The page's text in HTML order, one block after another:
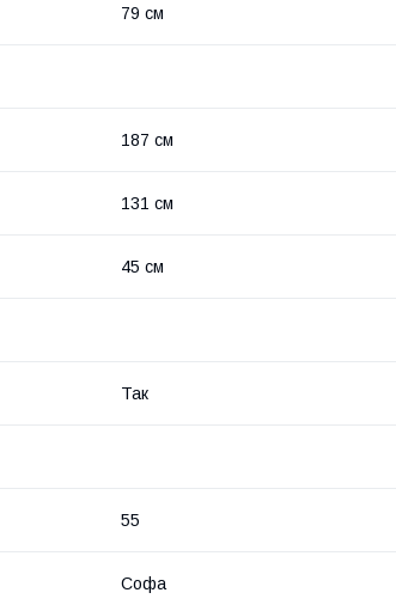
79 см
187 см
131 см
45 см
Так
55
Софа